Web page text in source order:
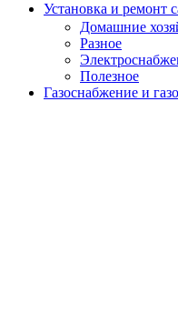
Установка и ремонт
Домашние
Разное
Полезное
Газоснабжение и